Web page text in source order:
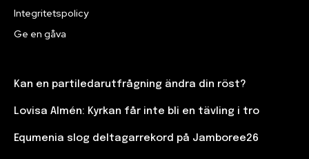
Integritetspolicy
Ge en gåva
Kan en partiledarutfrågning ändra din röst?
Lovisa Almén: Kyrkan får inte bli en tävling i tro
Equmenia slog deltagarrekord på Jamboree26